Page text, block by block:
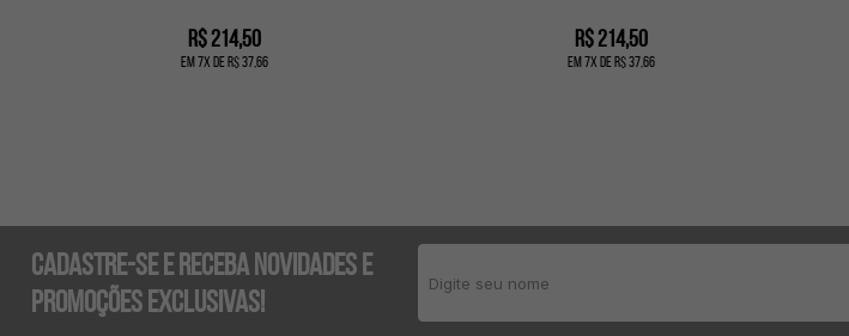
R$ 214,50
em7x deR$ 37,66
R$ 214,50
em7x deR$ 37,66
Cadastre-se e receba novidades e
promoções exclusivas!